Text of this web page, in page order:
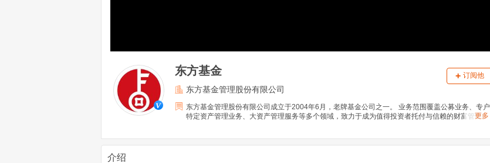
东方基金
东方基金管理股份有限公司
东方基金管理股份有限公司成立于2004年6月，老牌基金公司之一。 业务范围覆盖公募业务、专户
特定资产管理业务、大资产管理服务等多个领域，致力于成为值得投资者托付与信赖的财富管理机
更多
+ 订阅他
介绍